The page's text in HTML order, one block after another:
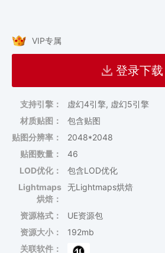
VIP专属
登录下载
支持引擎：
虚幻4引擎, 虚幻5引擎
材质贴图：
包含贴图
贴图分辨率：
2048*2048
贴图数量：
46
LOD优化：
包含LOD优化
Lightmaps
烘焙：
无Lightmaps烘焙
资源格式：
UE资源包
资源大小：
192mb
关联软件：